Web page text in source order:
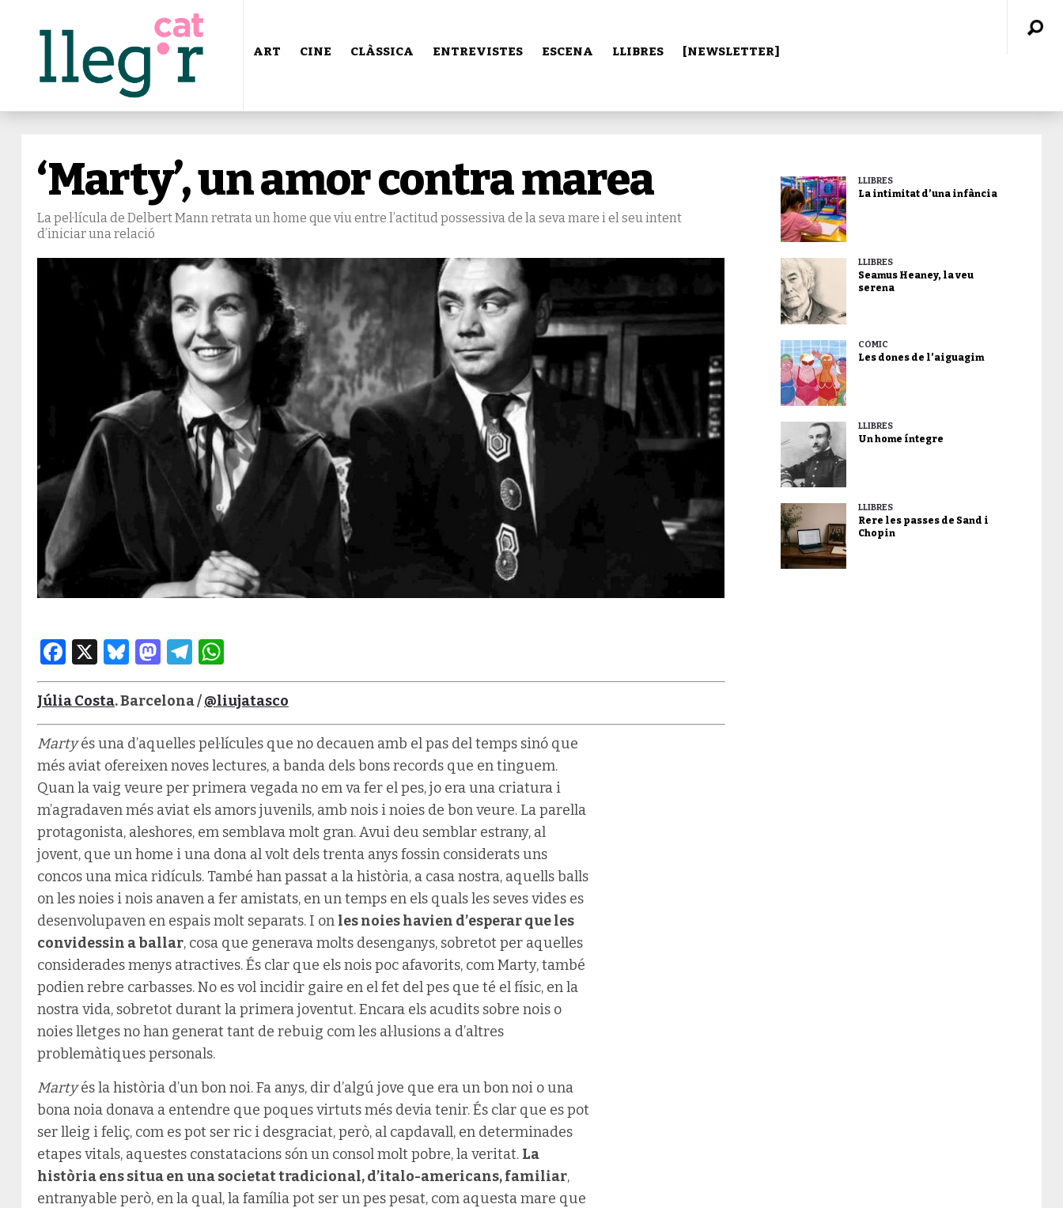
ART CINE CLÀSSICA ENTREVISTES ESCENA LLIBRES [NEWSLETTER]
‘Marty’, un amor contra marea
La pel·lícula de Delbert Mann retrata un home que viu entre l’actitud possessiva de la seva mare i el seu intent
d’iniciar una relació
Facebook
X Bluesky
Mastodon
Telegram
Júlia Costa. Barcelona /@liujatasco
Martyés una d’aquelles pel·lícules que no decauen amb el pas del temps sinó que
més aviat ofereixen noves lectures, a banda dels bons records que en tinguem.
Quan la vaig veure per primera vegada no em va fer el pes, jo era una criatura i
m’agradaven més aviat els amors juvenils, amb nois i noies de bon veure. La parella
protagonista, aleshores, em semblava molt gran. Avui deu semblar estrany, al
jovent, que un home i una dona al volt dels trenta anys fossin considerats uns
concos una mica ridículs. També han passat a la història, a casa nostra, aquells balls
on les noies i nois anaven a fer amistats, en un temps en els quals les seves vides es
desenvolupaven en espais molt separats. I on les noies havien d’esperar que les
convidessin a ballar, cosa que generava molts desenganys, sobretot per aquelles
considerades menys atractives. És clar que els nois poc afavorits, com Marty, també
podien rebre carbasses. No es vol incidir gaire en el fet del pes que té el físic, en la
nostra vida, sobretot durant la primera joventut. Encara els acudits sobre nois o
noies lletges no han generat tant de rebuig com les al·lusions a d’altres
problemàtiques personals.
Martyés la història d’un bon noi. Fa anys, dir d’algú jove que era un bon noi o una
bona noia donava a entendre que poques virtuts més devia tenir. És clar que es pot
ser lleig i feliç, com es pot ser ric i desgraciat, però, al capdavall, en determinades
etapes vitals, aquestes constatacions són un consol molt pobre, la veritat. La
història ens situa en una societat tradicional, d’italo-americans, familiar,
entranyable però, en la qual, la família pot ser un pes pesat, com aquesta mare que
LLIBRES
La intimitat d’una infància
LLIBRES
Seamus Heaney, la veu
serena
CÒMIC
Les dones de l’aiguagim
LLIBRES
Un home íntegre
LLIBRES
Rere les passes de Sand i
Chopin